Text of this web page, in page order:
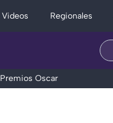
Videos Regionales
Premios Oscar